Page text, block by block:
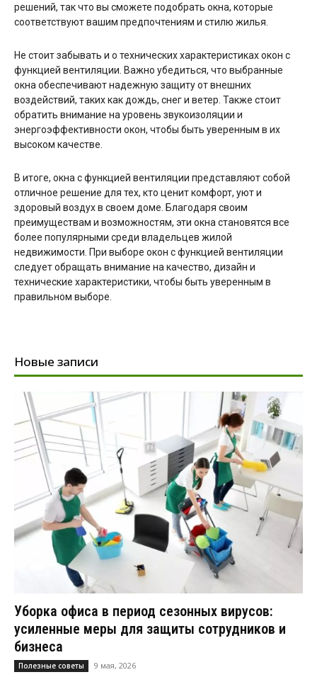
решений, так что вы сможете подобрать окна, которые
соответствуют вашим предпочтениям и стилю жилья.
Не стоит забывать и о технических характеристиках окон с
функцией вентиляции. Важно убедиться, что выбранные
окна обеспечивают надежную защиту от внешних
воздействий, таких как дождь, снег и ветер. Также стоит
обратить внимание на уровень звукоизоляции и
энергоэффективности окон, чтобы быть уверенным в их
высоком качестве.
В итоге, окна с функцией вентиляции представляют собой
отличное решение для тех, кто ценит комфорт, уют и
здоровый воздух в своем доме. Благодаря своим
преимуществам и возможностям, эти окна становятся все
более популярными среди владельцев жилой
недвижимости. При выборе окон с функцией вентиляции
следует обращать внимание на качество, дизайн и
технические характеристики, чтобы быть уверенным в
правильном выборе.
Новые записи
Уборка офиса в период сезонных вирусов:
усиленные меры для защиты сотрудников и
бизнеса
Полезные советы 9 мая, 2026